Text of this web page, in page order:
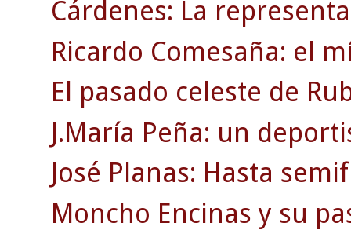
Cárdenes: La
Ricardo Comesaña: el
El pasado celeste de
J.María Peña: un
José Planas: Hasta
Moncho Encinas y su